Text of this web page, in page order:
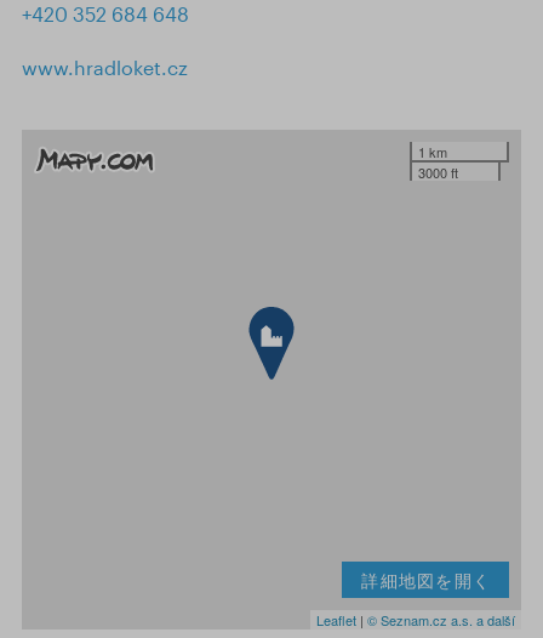
+420 352 684 648
www.hradloket.cz
1 km
3000 ft
詳細地図を開く
Leaflet | © Seznam.cz a.s. a další